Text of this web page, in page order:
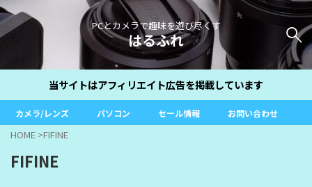
PCとカメラで趣味を遊び尽くす
はるふれ
当サイトはアフィリエイト広告を掲載しています
カメラ/レンズ パソコン セール情報 お問い合わせ
HOME >FIFINE
FIFINE